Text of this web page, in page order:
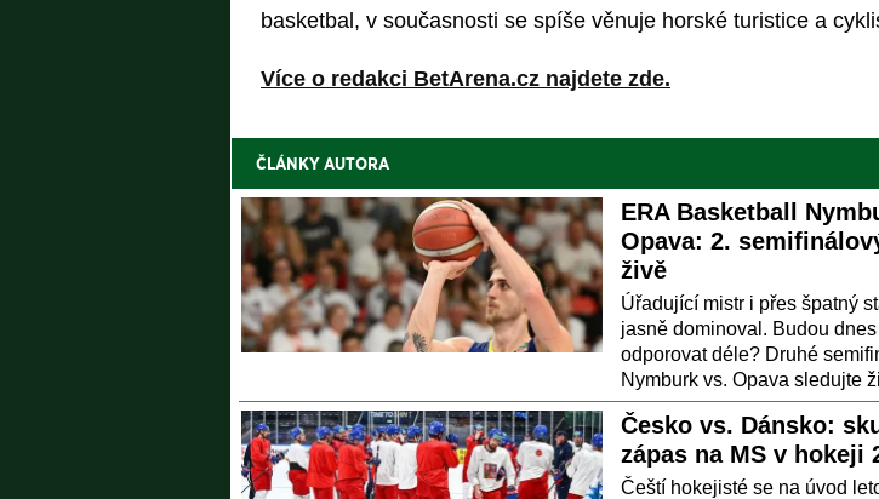
basketbal, v současnosti se spíše věnuje horské turistice a
Více o redakci BetArena.cz najdete zde.
ČLÁNKY AUTORA
ERA Basketball
Opava: 2.
živě
Úřadující mistr i přes špatný
jasně dominoval. Budou
odporovat déle? Druhé
Nymburk vs. Opava sledujte
Česko vs. Dánsko:
zápas na MS v hokeji
Čeští hokejisté se na úvod